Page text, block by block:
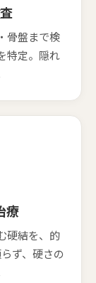
骨盤まで検
特定。隠れ
療
硬結を、的
ず、硬さの